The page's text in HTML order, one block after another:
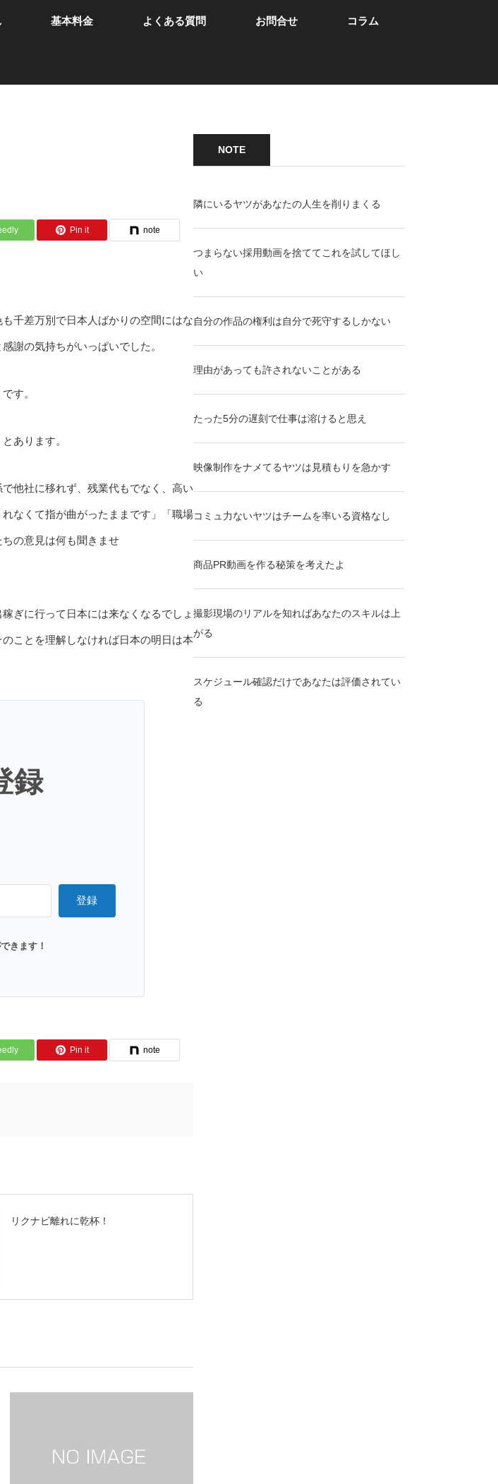
基本料金 よくある質問 お問合せ コラム
Pin it note
千差万別で日本人ばかりの空間にはな
謝の気持ちがいっぱいでした。
す。
あります。
他社に移れず、残業代もでなく、高い
なくて指が曲がったままです」「職場
の意見は何も聞きませ
ぎに行って日本には来なくなるでしょ
ことを理解しなければ日本の明日は本
録
登録
きます！
Pin it note
リクナビ離れに乾杯！
NOTE
隣にいるヤツがあなたの人生を削りまくる
つまらない採用動画を捨ててこれを試してほし
い
自分の作品の権利は自分で死守するしかない
理由があっても許されないことがある
たった5分の遅刻で仕事は溶けると思え
映像制作をナメてるヤツは見積もりを急かす
コミュ力ないヤツはチームを率いる資格なし
商品PR動画を作る秘策を考えたよ
撮影現場のリアルを知ればあなたのスキルは上
がる
スケジュール確認だけであなたは評価されてい
る